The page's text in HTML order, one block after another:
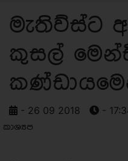
මැතිව්ස්ට
කුසල්
- 26 09 2018 -
කාශ්‍යප